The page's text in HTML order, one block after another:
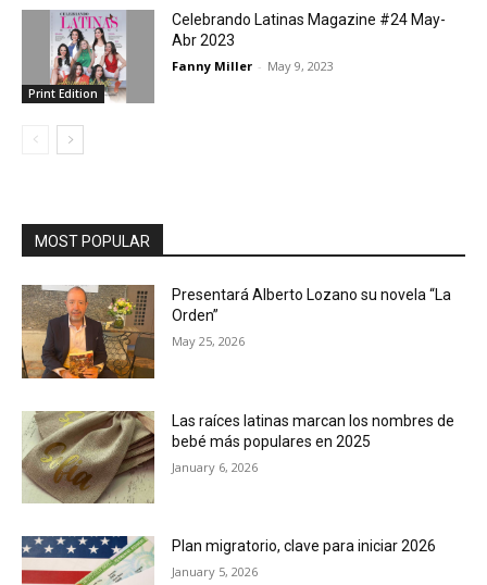
Print Edition
Celebrando Latinas Magazine #24 May-
Abr 2023
Fanny Miller - May 9, 2023
MOST POPULAR
Presentará Alberto Lozano su novela “La
Orden”
May 25, 2026
Las raíces latinas marcan los nombres de
bebé más populares en 2025
January 6, 2026
Plan migratorio, clave para iniciar 2026
January 5, 2026